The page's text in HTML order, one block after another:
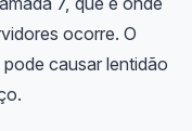
ocorre. O
causar lentidão